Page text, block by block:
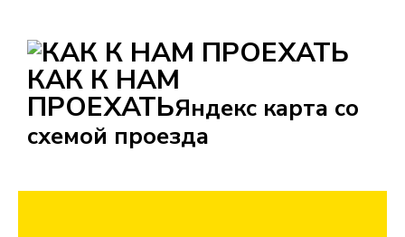
КАК К НАМ
ПРОЕХАТЬЯндекс карта со
схемой проезда